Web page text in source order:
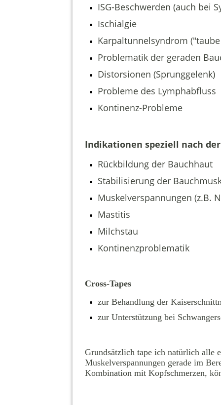
ISG-Beschwerden (auch bei
Ischialgie
Karpaltunnelsyndrom
Problematik der geraden
Distorsionen (Sprunggelenk)
Probleme des Lymphabfluss
Kontinenz-Probleme
Indikationen speziell nach
Rückbildung der Bauchhaut
Stabilisierung der
Muskelverspannungen (z.B.
Mastitis
Milchstau
Kontinenzproblematik
Cross-Tapes
zur Behandlung der
zur Unterstützung bei
Grundsätzlich tape ich natürlich alle
Muskelverspannungen gerade im
Kombination mit Kopfschmerzen,